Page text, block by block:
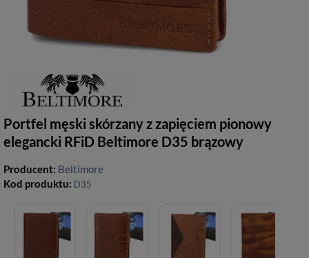
Portfel męski skórzany z zapięciem pionowy
elegancki RFiD Beltimore D35 brązowy
Producent: Beltimore
Kod produktu: D35